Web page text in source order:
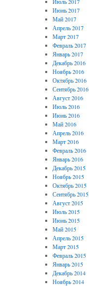
Июнь 2017
Май 2017
Апрель 2017
Март 2017
Февраль 2017
Январь 2017
Декабрь 2016
Ноябрь 2016
Октябрь 2016
Сентябрь 2016
Август 2016
Июль 2016
Июнь 2016
Май 2016
Апрель 2016
Март 2016
Февраль 2016
Январь 2016
Декабрь 2015
Ноябрь 2015
Октябрь 2015
Сентябрь 2015
Август 2015
Июль 2015
Июнь 2015
Май 2015
Апрель 2015
Март 2015
Февраль 2015
Январь 2015
Декабрь 2014
Ноябрь 2014